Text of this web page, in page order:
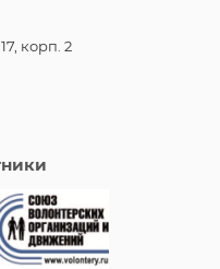
корп. 2